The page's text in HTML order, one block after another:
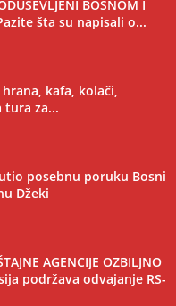
BOSNOM I
šta su napisali o...
kafa, kolači,
za...
posebnu poruku Bosni
Džeki
AGENCIJE OZBILJNO
podržava odvajanje RS-